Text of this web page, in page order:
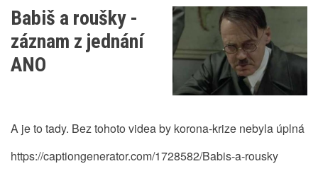
hospůdky,
zahrádky
Babiš a roušky -
záznam z jednání
ANO
A je to tady. Bez tohoto videa by korona-krize nebyla úplná
https://captiongenerator.com/1728582/Babis-a-rousky